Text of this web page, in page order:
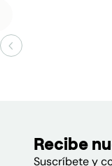
Recibe
Suscríbete y